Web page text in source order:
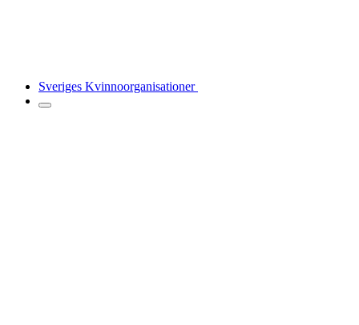
Sveriges Kvinnoorganisationer